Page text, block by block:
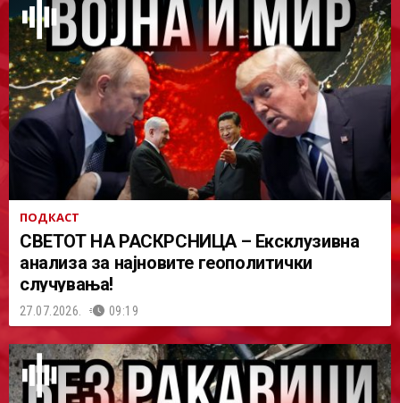
ПОДКАСТ
СВЕТОТ НА РАСКРСНИЦА – Ексклузивна
анализа за најновите геополитички
случувања!
27.07.2026. 09:19